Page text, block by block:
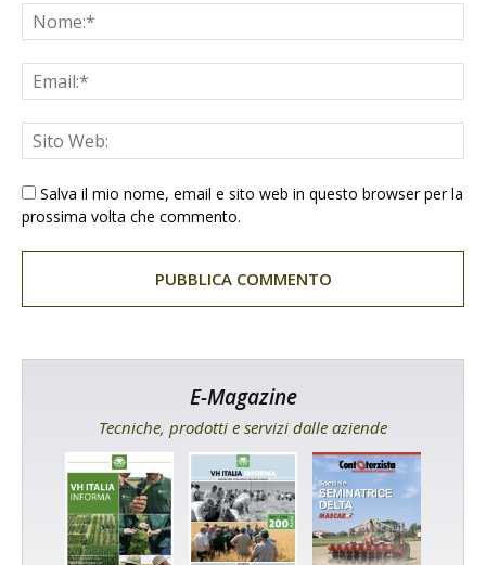
Salva il mio nome, email e sito web in questo browser per la
prossima volta che commento.
E-Magazine
Tecniche, prodotti e servizi dalle aziende